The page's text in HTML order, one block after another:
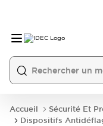
Accueil
Sécurité Et
Dispositifs